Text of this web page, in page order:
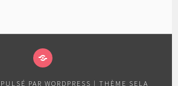
10E-
PAR WORDPRESS | THÈME SELA